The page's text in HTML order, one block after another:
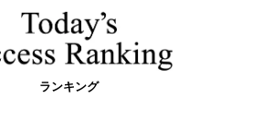
ランキング